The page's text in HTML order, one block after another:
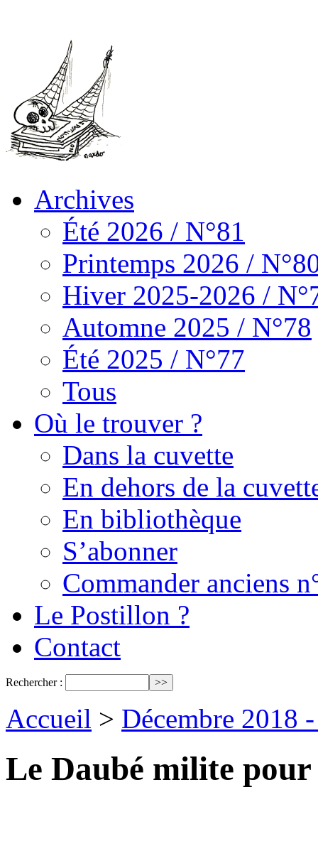
Archives
Été 2026 / N°81
Printemps 2026 /
Hiver 2025-2026 /
Automne 2025 / N°78
Été 2025 / N°77
Tous
Où le trouver ?
Dans la cuvette
En dehors de la
En bibliothèque
S’abonner
Commander anciens
Le Postillon ?
Contact
Rechercher :
Accueil > Décembre 2018
Le Daubé milite pour